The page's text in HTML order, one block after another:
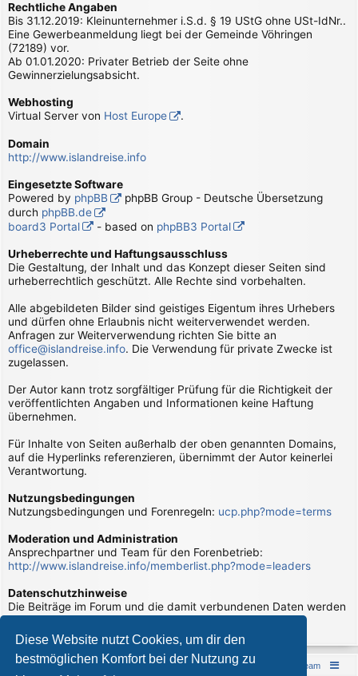
Diese Website nutzt Cookies, um dir den
bestmöglichen Komfort bei der Nutzung zu
Rechtliche Angaben
Bis 31.12.2019: Kleinunternehmer i.S.d. § 19 UStG ohne USt-IdNr..
Eine Gewerbeanmeldung liegt bei der Gemeinde Vöhringen
(72189) vor.
Ab 01.01.2020: Privater Betrieb der Seite ohne
Gewinnerzielungsabsicht.
Webhosting
Virtual Server von Host Europe .
Domain
http://www.islandreise.info
Eingesetzte Software
Powered by phpBB
phpBB Group - Deutsche Übersetzung
durch phpBB.de
board3 Portal
- based on phpBB3 Portal
Urheberrechte und Haftungsausschluss
Die Gestaltung, der Inhalt und das Konzept dieser Seiten sind
urheberrechtlich geschützt. Alle Rechte sind vorbehalten.
Alle abgebildeten Bilder sind geistiges Eigentum ihres Urhebers
und dürfen ohne Erlaubnis nicht weiterverwendet werden.
Anfragen zur Weiterverwendung richten Sie bitte an
office@islandreise.info. Die Verwendung für private Zwecke ist
zugelassen.
Der Autor kann trotz sorgfältiger Prüfung für die Richtigkeit der
veröffentlichten Angaben und Informationen keine Haftung
übernehmen.
Für Inhalte von Seiten außerhalb der oben genannten Domains,
auf die Hyperlinks referenzieren, übernimmt der Autor keinerlei
Verantwortung.
Nutzungsbedingungen
Nutzungsbedingungen und Forenregeln: ucp.php?mode=terms
Moderation und Administration
Ansprechpartner und Team für den Forenbetrieb:
http://www.islandreise.info/memberlist.php?mode=leaders
Datenschutzhinweise
Die Beiträge im Forum und die damit verbundenen Daten werden
page/datenschutzhinweise
Islandreise Portal Foren-Übersicht Das Team